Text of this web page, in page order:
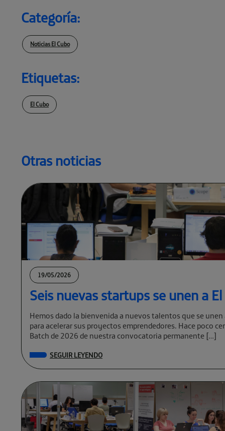
Categoría:
Noticias El Cubo
Etiquetas:
El Cubo
Otras noticias
19/05/2026
Seis nuevas startups se unen a
Hemos dado la bienvenida a nuevos talentos que se unen
para acelerar sus proyectos emprendedores. Hace poco
Batch de 2026 de nuestra convocatoria permanente […]
SEGUIR LEYENDO